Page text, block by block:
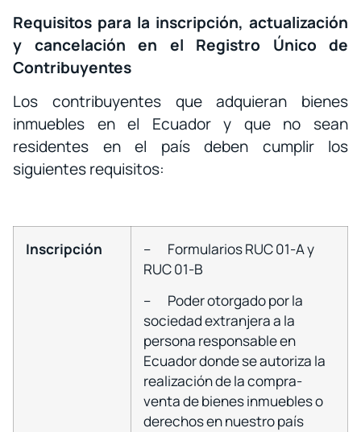
Requisitos para la inscripción, actualización
y cancelación en el Registro Único de
Contribuyentes
Los contribuyentes que adquieran bienes
inmuebles en el Ecuador y que no sean
residentes en el país deben cumplir los
siguientes requisitos:
Inscripción
– Formularios RUC 01-A y
RUC 01-B
– Poder otorgado por la
sociedad extranjera a la
persona responsable en
Ecuador donde se autoriza la
realización de la compra-
venta de bienes inmuebles o
derechos en nuestro país